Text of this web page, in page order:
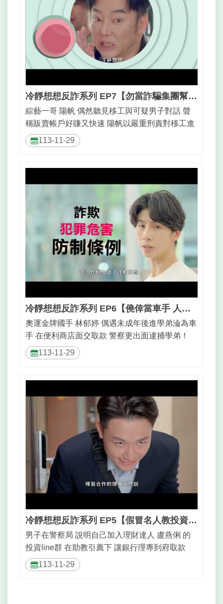
冷靜想想反詐系列 EP7【勿當詐騙集團幫兇 小心保管證件帳戶】_30秒
113-11-29
綜藝一哥 陽帆 偶然聽見移工與可疑男子對話 聲
稱販賣帳戶好賺又快速 陽帆以嚴重刑責對移工進
行勸說 阻...
冷靜想想反詐系列 EP6【僥倖當車手 人生路難走】_30秒
113-11-29
奧運金牌國手 林郁婷 偶遇未成年後進學弟淪為車
手 在便利商店面交取款 警察更出面逮捕學弟！
林郁婷痛心之餘 告...
冷靜想想反詐系列 EP5【假冒名人教投資 面交收款要三思】_30秒
113-11-29
男子在警察局 說明自己加入理財達人 盧燕俐 的
投資line群 在助教引薦下 讓銀行理專到府取款
200...